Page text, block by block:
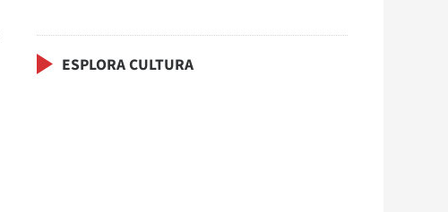
ESPLORA CULTURA